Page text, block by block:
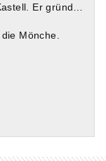
14. Kapitel. Antonius verläßt das Kastell. Er gründet Klöster auf den Bergen.
Mönche.